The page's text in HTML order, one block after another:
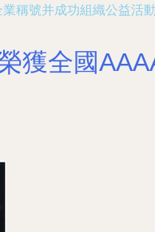
稱號并成功組織公益活動
獲全國